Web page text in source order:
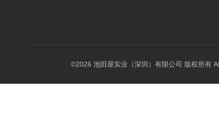
©2026 池田屋实业（深圳）有限公司 版权所有